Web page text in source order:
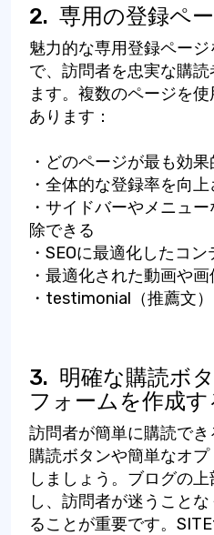
2. 専用の登録ペ
魅力的な専用登録ペー
で、訪問者を忠実な購
ます。複数のページを
あります：
・どのページが最も効
・全体的な登録率を向上
・サイドバーやメニュ
除できる
・SEOに最適化したコ
・最適化された動画や
・testimonial（推薦文
3. 明確な購読ボ
フォームを作成す
訪問者が簡単に購読で
購読ボタンや簡単なオ
しましょう。ブログの
し、訪問者が迷うこと
ることが重要です。